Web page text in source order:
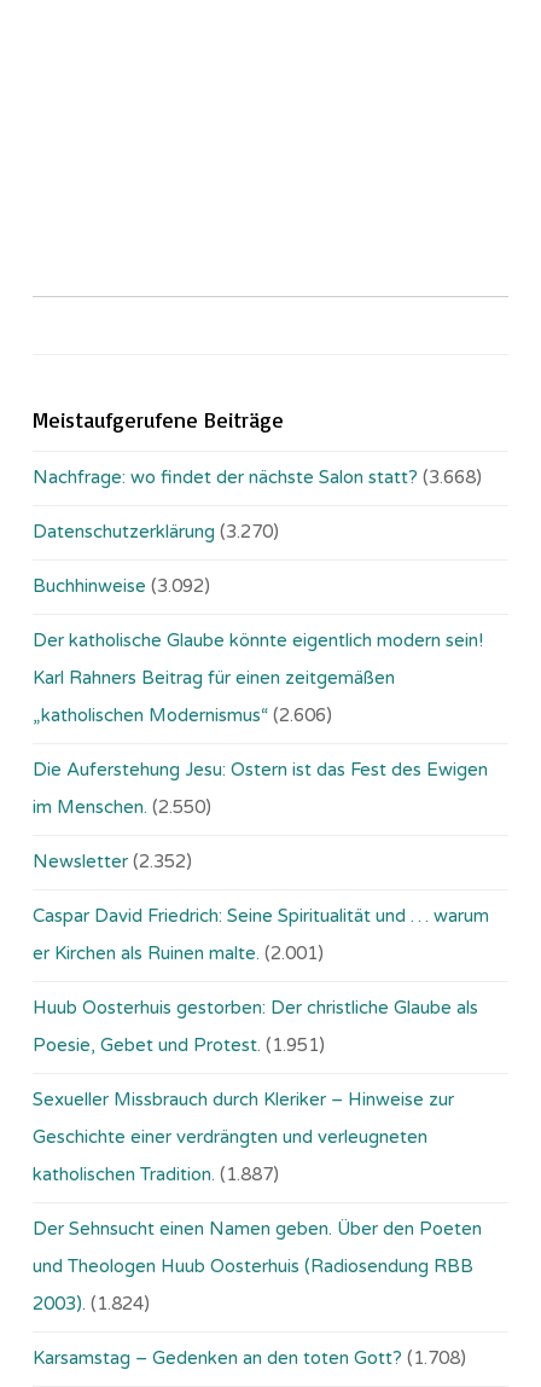
Meistaufgerufene Beiträge
Nachfrage: wo findet der nächste Salon statt? (3.668)
Datenschutzerklärung (3.270)
Buchhinweise (3.092)
Der katholische Glaube könnte eigentlich modern sein!
Karl Rahners Beitrag für einen zeitgemäßen
„katholischen Modernismus“ (2.606)
Die Auferstehung Jesu: Ostern ist das Fest des Ewigen
im Menschen. (2.550)
Newsletter (2.352)
Caspar David Friedrich: Seine Spiritualität und … warum
er Kirchen als Ruinen malte. (2.001)
Huub Oosterhuis gestorben: Der christliche Glaube als
Poesie, Gebet und Protest. (1.951)
Sexueller Missbrauch durch Kleriker – Hinweise zur
Geschichte einer verdrängten und verleugneten
katholischen Tradition. (1.887)
Der Sehnsucht einen Namen geben. Über den Poeten
und Theologen Huub Oosterhuis (Ra­dio­sen­dung RBB
2003). (1.824)
Karsamstag – Gedenken an den toten Gott? (1.708)